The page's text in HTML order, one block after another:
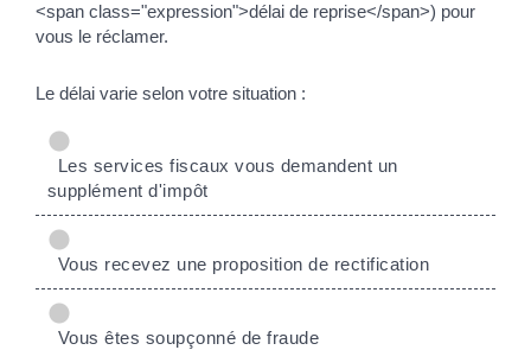
<span class="expression">délai de reprise</span>) pour
vous le réclamer.
Le délai varie selon votre situation :
Les services fiscaux vous demandent un
supplément d'impôt
Vous recevez une proposition de rectification
Vous êtes soupçonné de fraude